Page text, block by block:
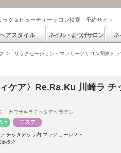
ラク＆ビューティーサロン検索・予約サイト
アスタイル ネイル・まつげサロン
> リラクゼーション・マッサージサロン関東トッ
ケア〉Re.Ra.Ku 川崎ラ チ
カワサキラチッタデッラテン
チッタデッラ内 マッジョーレ２Ｆ
約5分